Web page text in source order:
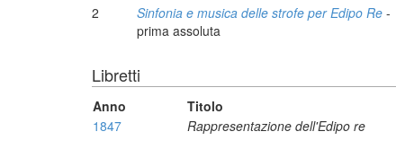
2
Sinfonia e musica delle strofe per Edipo Re -
prima assoluta
Libretti
Anno Titolo
1847
Rappresentazione dell'Edipo re